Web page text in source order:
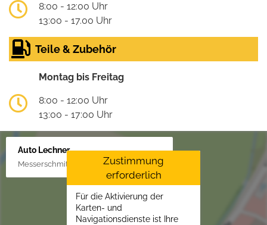
8:00 - 12:00 Uhr
13:00 - 17.00 Uhr
Teile & Zubehör
Montag bis Freitag
8:00 - 12:00 Uhr
13:00 - 17:00 Uhr
Auto Lechner
Messerschmittstr. 4, 86453 Dasing/Lindl
Zustimmung
erforderlich
Für die Aktivierung der
Karten- und
Navigationsdienste ist Ihre